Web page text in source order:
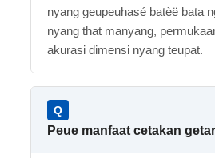
nyang geupeuhasé batèë bata
nyang that manyang,
akurasi dimensi nyang teupat.
Peue manfaat cetakan